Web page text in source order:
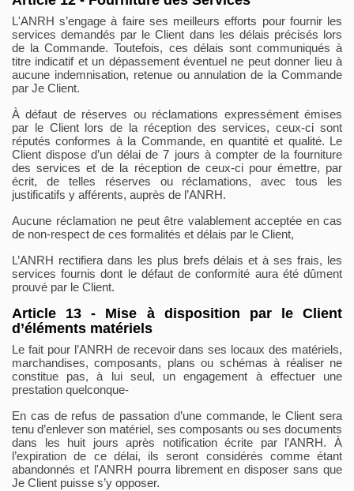
L'ANRH s’engage à faire ses meilleurs efforts pour fournir les
services demandés par le Client dans les délais précisés lors
de la Commande. Toutefois, ces délais sont communiqués à
titre indicatif et un dépassement éventuel ne peut donner lieu à
aucune indemnisation, retenue ou annulation de la Commande
par Je Client.
À défaut de réserves ou réclamations expressément émises
par le Client lors de la réception des services, ceux-ci sont
réputés conformes à la Commande, en quantité et qualité. Le
Client dispose d’un délai de 7 jours à compter de la fourniture
des services et de la réception de ceux-ci pour émettre, par
écrit, de telles réserves ou réclamations, avec tous les
justificatifs y afférents, auprès de l’ANRH.
Aucune réclamation ne peut être valablement acceptée en cas
de non-respect de ces formalités et délais par le Client,
L’ANRH rectifiera dans les plus brefs délais et à ses frais, les
services fournis dont le défaut de conformité aura été dûment
prouvé par le Client.
Article 13 - Mise à disposition par le Client
d’éléments matériels
Le fait pour l’ANRH de recevoir dans ses locaux des matériels,
marchandises, composants, plans ou schémas à réaliser ne
constitue pas, à lui seul, un engagement à effectuer une
prestation quelconque-
En cas de refus de passation d’une commande, le Client sera
tenu d’enlever son matériel, ses composants ou ses documents
dans les huit jours après notification écrite par l’ANRH. À
l’expiration de ce délai, ils seront considérés comme étant
abandonnés et l'ANRH pourra librement en disposer sans que
Je Client puisse s’y opposer.